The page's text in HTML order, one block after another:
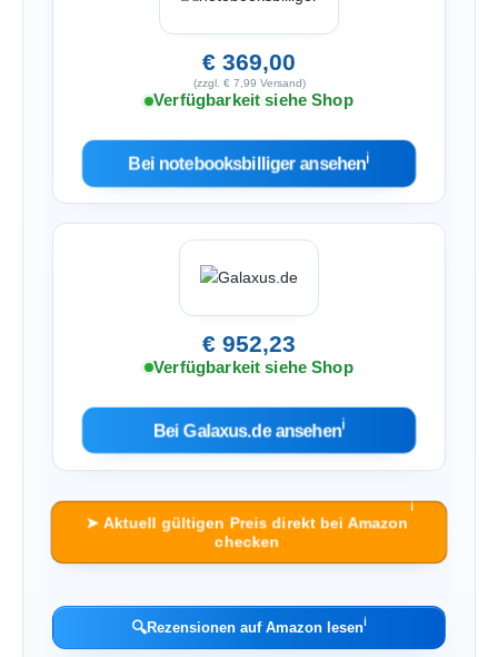
€ 369,00
(zzgl. € 7,99 Versand)
Verfügbarkeit siehe Shop
Bei notebooksbilliger ansehenℹ︎
€ 952,23
Verfügbarkeit siehe Shop
Bei Galaxus.de ansehenℹ︎
➤ Aktuell gültigen Preis direkt bei Amazon
checken
ℹ︎
🔍Rezensionen auf Amazon lesenℹ︎